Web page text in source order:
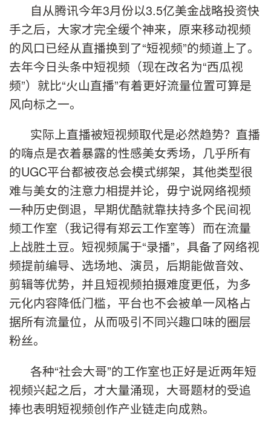
自从腾讯今年3月份以3.5亿美金战略投资快
手之后，大家才完全缓个神来，原来移动视频
的风口已经从直播换到了“短视频”的频道上了。
去年今日头条中短视频（现在改名为“西瓜视
频”）就比“火山直播”有着更好流量位置可算是
风向标之一。
实际上直播被短视频取代是必然趋势？直播
的嗨点是衣着暴露的性感美女秀场，几乎所有
的UGC平台都被夜总会模式绑架，其他类型很
难与美女的注意力相提并论，毋宁说网络视频
一种历史倒退，早期优酷就靠扶持多个民间视
频工作室（我记得有郑云工作室等）而在流量
上战胜土豆。短视频属于“录播”，具备了网络视
频提前编导、选场地、演员，后期能做音效、
剪辑等优势，并且短视频拍摄难度更低，为多
元化内容降低门槛，平台也不会被单一风格占
据所有流量位，从而吸引不同兴趣口味的圈层
粉丝。
各种“社会大哥”的工作室也正好是近两年短
视频兴起之后，才大量涌现，大哥题材的受追
捧也表明短视频创作产业链走向成熟。